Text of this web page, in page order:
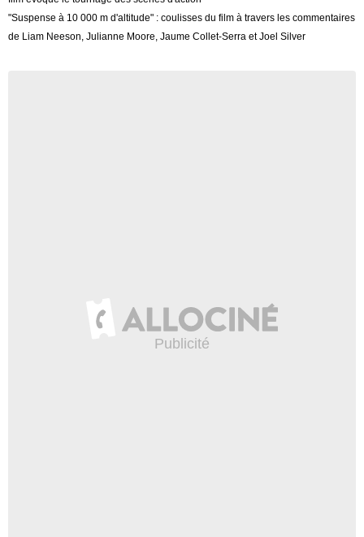
"Suspense à 10 000 m d'altitude" : coulisses du film à travers les commentaires
de Liam Neeson, Julianne Moore, Jaume Collet-Serra et Joel Silver